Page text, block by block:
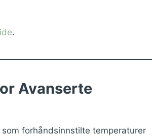
.
Avanserte
forhåndsinnstilte temperaturer